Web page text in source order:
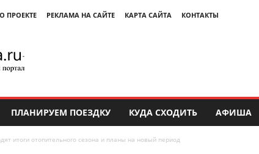
О ПРОЕКТЕ РЕКЛАМА НА САЙТЕ КАРТА САЙТА КОНТАКТЫ
ПЛАНИРУЕМ ПОЕЗДКУ КУДА СХОДИТЬ АФИША
итоги отопительного сезона и планы на новый период